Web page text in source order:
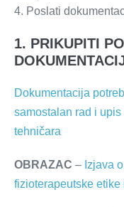
4. Poslati
1. PRIKUPITI
Dokumentacija
samostalan rad i
tehničara
OBRAZAC – Izjava
fizioterapeutske